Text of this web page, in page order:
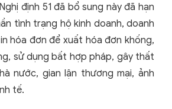
định 51 đã bổ sung này đã hạn
tình trạng hộ kinh doanh, doanh
hóa đơn để xuất hóa đơn khống,
sử dụng bất hợp pháp, gây thất
nước, gian lận thương mại, ảnh
tế.